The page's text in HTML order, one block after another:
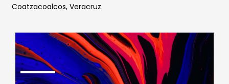
Coatzacoalcos, Veracruz.